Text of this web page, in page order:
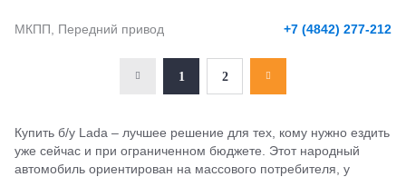
МКПП, Передний привод +7 (4842) 277-212
1 2
Купить б/у Lada – лучшее решение для тех, кому нужно ездить
уже сейчас и при ограниченном бюджете. Этот народный
автомобиль ориентирован на массового потребителя, у